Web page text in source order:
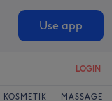
Use app
LOGIN
KOSMETIK MASSAGE